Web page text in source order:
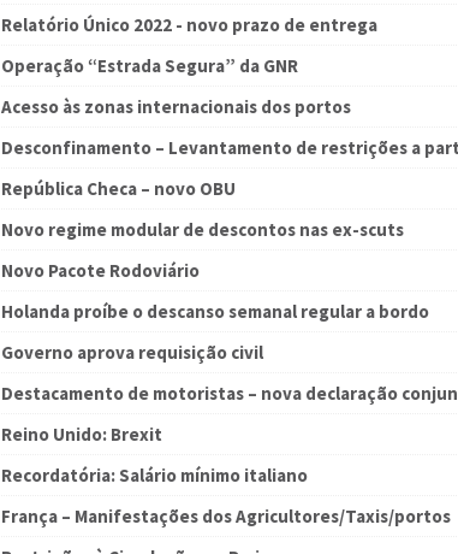
Relatório Único 2022 - novo prazo de entrega
Operação “Estrada Segura” da GNR
Acesso às zonas internacionais dos portos
Desconfinamento – Levantamento de restrições a
República Checa – novo OBU
Novo regime modular de descontos nas ex-scuts
Novo Pacote Rodoviário
Holanda proíbe o descanso semanal regular a bordo
Governo aprova requisição civil
Destacamento de motoristas – nova declaração
Reino Unido: Brexit
Recordatória: Salário mínimo italiano
França – Manifestações dos Agricultores/Taxis/portos